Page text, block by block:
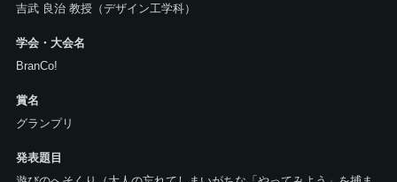
吉武 良治 教授（デザイン工学科）
学会・大会名
BranCo!
賞名
グランプリ
発表題目